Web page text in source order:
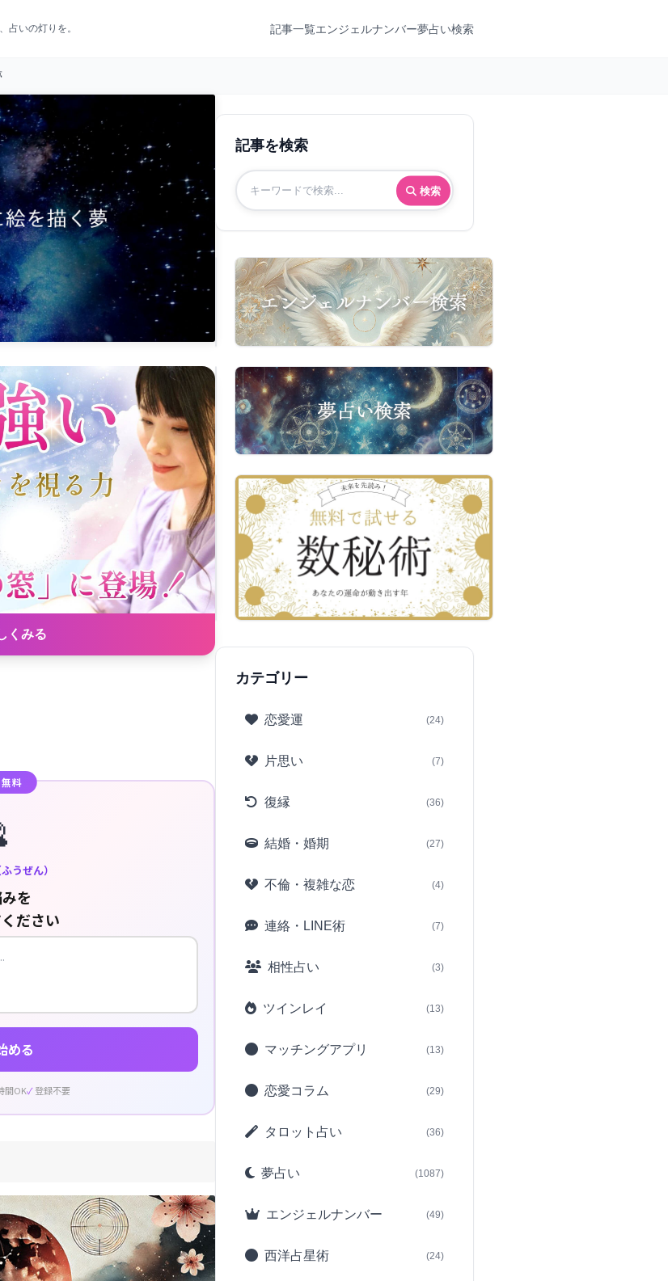
占いの灯りを。 記事一覧エンジェルナンバー夢占い検索
くみる
料
うぜん）
を
ださい
める
間OK 登録不要
記事を検索
検索
カテゴリー
恋愛運 (24)
片思い (7)
復縁 (36)
結婚・婚期 (27)
不倫・複雑な恋 (4)
連絡・LINE術 (7)
相性占い (3)
ツインレイ (13)
マッチングアプリ (13)
恋愛コラム (29)
タロット占い (36)
夢占い (1087)
エンジェルナンバー (49)
西洋占星術 (24)